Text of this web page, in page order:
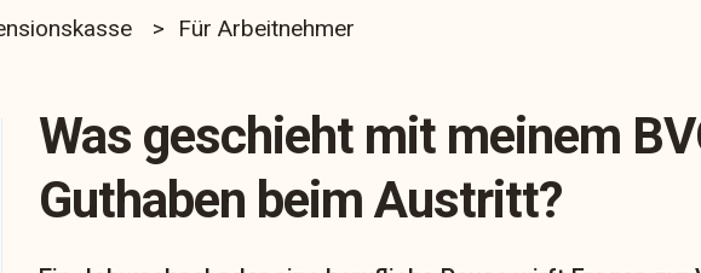
Für Arbeitnehmer
Was geschieht mit meinem
Guthaben beim Austritt?